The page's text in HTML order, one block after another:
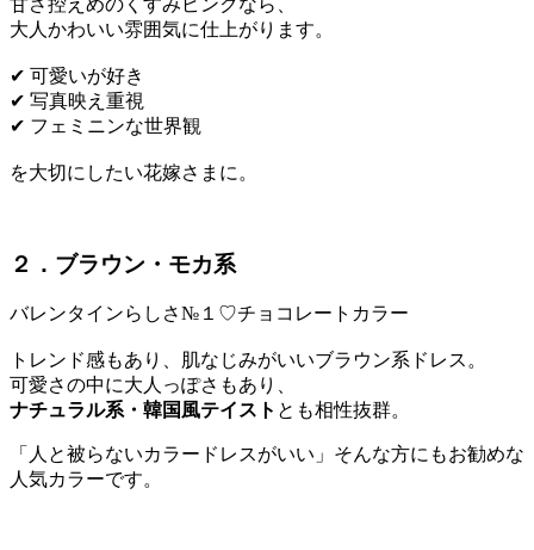
甘さ控えめのくすみピンクなら、
大人かわいい雰囲気に仕上がります。
✔ 可愛いが好き
✔ 写真映え重視
✔ フェミニンな世界観
を大切にしたい花嫁さまに。
２．ブラウン・モカ系
バレンタインらしさ№１♡チョコレートカラー
トレンド感もあり、肌なじみがいいブラウン系ドレス。
可愛さの中に大人っぽさもあり、
ナチュラル系・韓国風テイスト とも相性抜群。
「人と被らないカラードレスがいい」そんな方にもお勧めな
人気カラーです。